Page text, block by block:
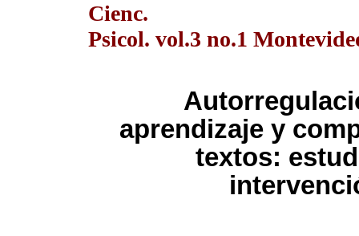
Cienc.
Psicol. vol.3 no.1
aprendizaje y
textos: